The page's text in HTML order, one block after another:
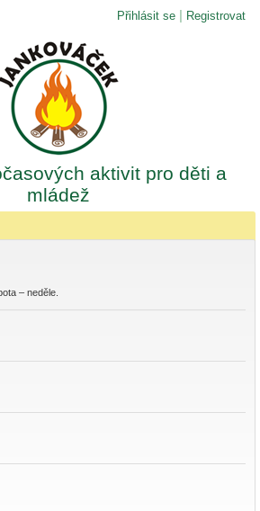
Přihlásit se | Registrovat
aktivit pro děti a
mládež
– neděle.